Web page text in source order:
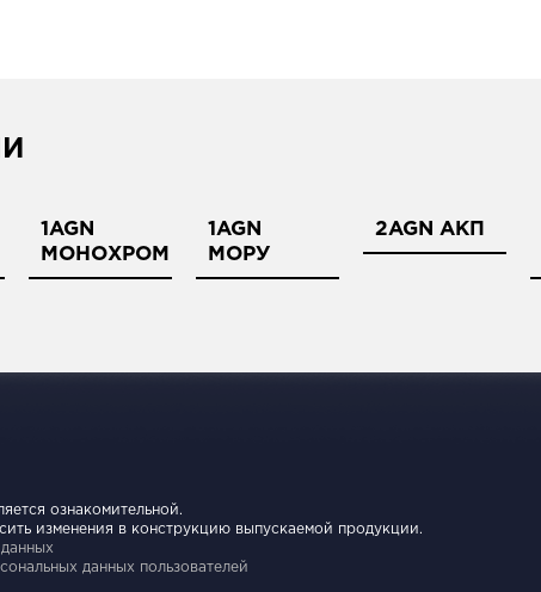
1AGN
МОНОХРОМ
1AGN
МОРУ
2AGN АКП
ознакомительной.
изменения в конструкцию выпускаемой продукции.
данных пользователей